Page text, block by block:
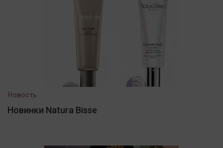
Новость
Новинки Natura Bisse